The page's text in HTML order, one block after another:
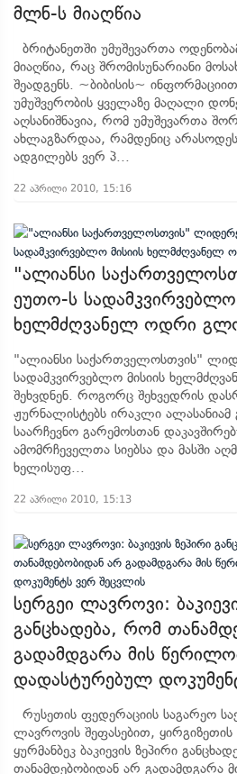
მლნ-ს მიაღწია
ბრიტანეთში უმუშევართა
მიაღწია, რაც შრომისუნარიანი
შეადგენს. ~ბიბისის~
უმუშვერობის ყველაზე მაღალი
აღსანიშნავია, რომ უმუშევართა
ახლაგზარდაა, რამდენიც
ადგილებს ვერ პ...
22 აპრილი 2010, 15:16
"ალიანსი
ეუთო-ს სადამკვირვებლო
ხელმძღვანელ ოდრი
"ალიანსი საქართველოსთვის"
სადამკვირვებლო მისიის
შეხვდნენ. როგორც შეხვედრის
ჟურნალისტებს ირაკლი ალასანიამ
საარჩევნო გარემოსთან
ამომრჩეველთა სიებსა და მასში
ხელისუფ...
22 აპრილი 2010, 15:13
სერგეი ლავროვი:
განცხადება, რომ
გადამდგარა მის
დადასტურებულ
რუსეთის ფედერაციის საგარეო
ლავროვის შეფასებით, ყირგიზეთის
ყურმანბეკ ბაკიევის ზეპირი
თანამდებობიდან არ გადამდგარა